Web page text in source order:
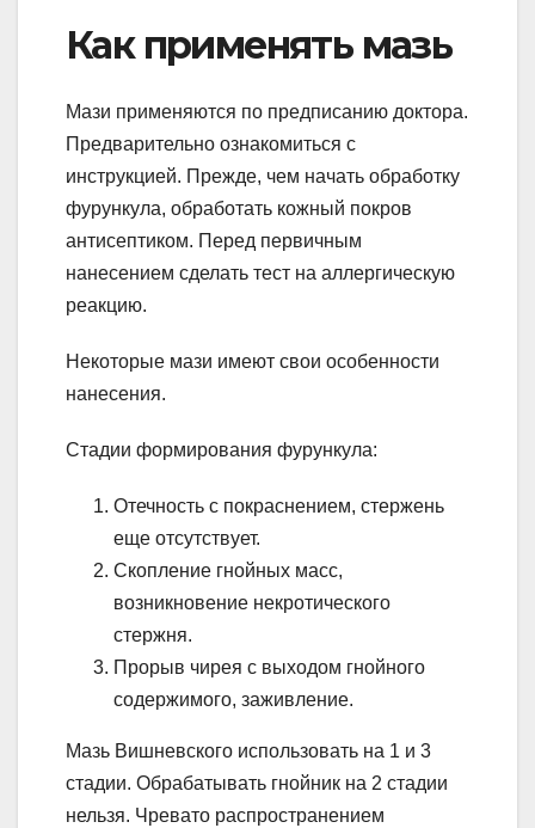
Как применять мазь
Мази применяются по предписанию доктора.
Предварительно ознакомиться с
инструкцией. Прежде, чем начать обработку
фурункула, обработать кожный покров
антисептиком. Перед первичным
нанесением сделать тест на аллергическую
реакцию.
Некоторые мази имеют свои особенности
нанесения.
Стадии формирования фурункула:
Отечность с покраснением, стержень
еще отсутствует.
Скопление гнойных масс,
возникновение некротического
стержня.
Прорыв чирея с выходом гнойного
содержимого, заживление.
Мазь Вишневского использовать на 1 и 3
стадии. Обрабатывать гнойник на 2 стадии
нельзя. Чревато распространением